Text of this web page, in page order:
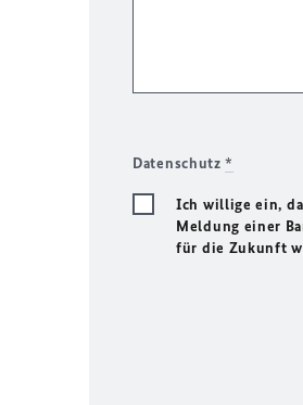
Datenschutz*
Ich willige ein,
Meldung einer
für die Zukunft